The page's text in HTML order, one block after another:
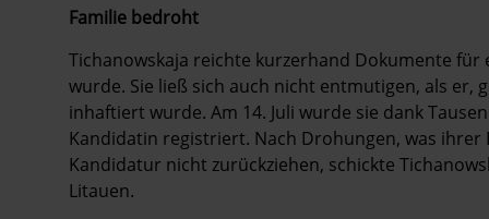
Familie bedroht
Tichanowskaja reichte kurzerhand Dokumente
wurde. Sie ließ sich auch nicht entmutigen, als er,
inhaftiert wurde. Am 14. Juli wurde sie dank
Kandidatin registriert. Nach Drohungen, was ihrer
Kandidatur nicht zurückziehen, schickte
Litauen.